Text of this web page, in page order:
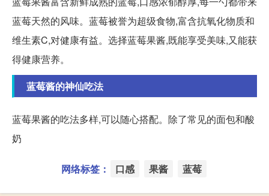
蓝莓天然的风味。蓝莓被誉为超级食物,富含抗氧化物质和
维生素C,对健康有益。选择蓝莓果酱,既能享受美味,又能获
得健康营养。
蓝莓酱的神仙吃法
蓝莓果酱的吃法多样,可以随心搭配。除了常见的面包和酸
奶
网络标签： 口感 果酱 蓝莓